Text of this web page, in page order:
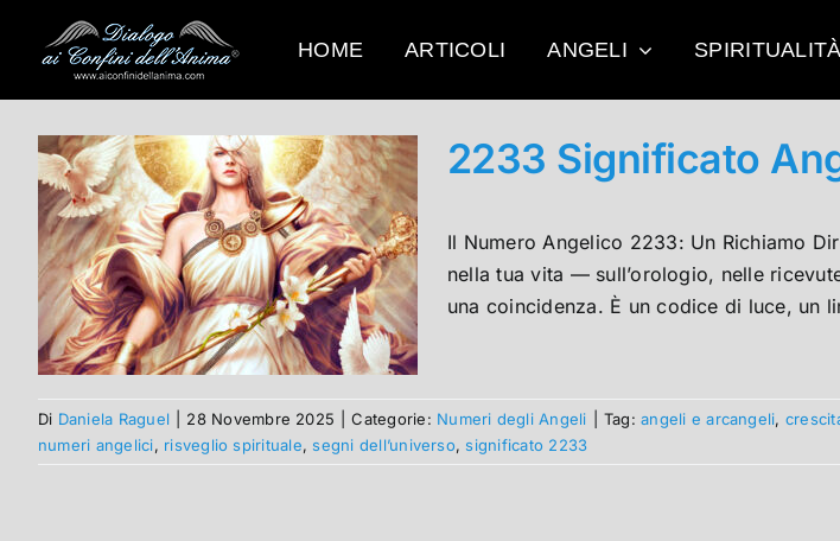
contenuto
HOME ARTICOLI ANGELI
2233 Significato
Il Numero Angelico 2233: Un Richiamo
nella tua vita — sull’orologio, nelle
una coincidenza. È un codice di luce, un
Di Daniela Raguel 28 Novembre 2025 Categorie: Numeri degli Angeli Tag:angeli e arcangeli,
numeri angelici, risveglio spirituale,segni dell’universo,significato 2233